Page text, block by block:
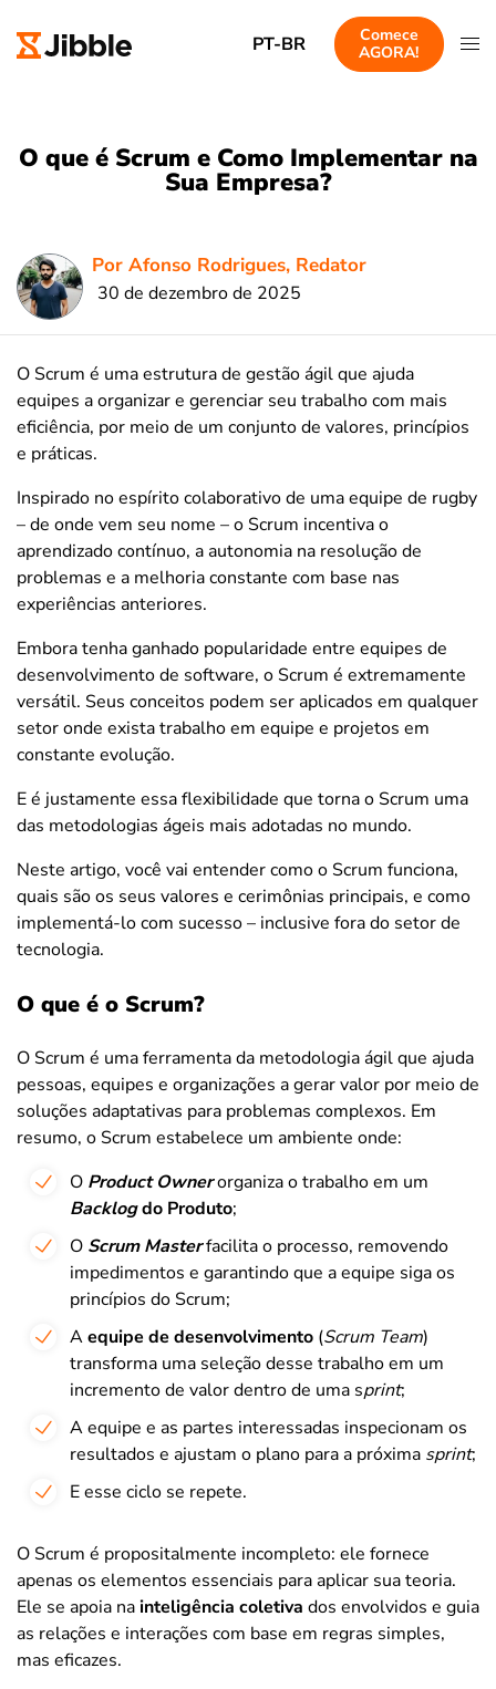
PT-BR
Comece
AGORA!
O que é Scrum e Como Implementar na
Sua Empresa?
Por Afonso Rodrigues, Redator
30 de dezembro de 2025
O Scrum é uma estrutura de gestão ágil que ajuda
equipes a organizar e gerenciar seu trabalho com mais
eficiência, por meio de um conjunto de valores, princípios
e práticas.
Inspirado no espírito colaborativo de uma equipe de rugby
– de onde vem seu nome – o Scrum incentiva o
aprendizado contínuo, a autonomia na resolução de
problemas e a melhoria constante com base nas
experiências anteriores.
Embora tenha ganhado popularidade entre equipes de
desenvolvimento de software, o Scrum é extremamente
versátil. Seus conceitos podem ser aplicados em qualquer
setor onde exista trabalho em equipe e projetos em
constante evolução.
E é justamente essa flexibilidade que torna o Scrum uma
das metodologias ágeis mais adotadas no mundo.
Neste artigo, você vai entender como o Scrum funciona,
quais são os seus valores e cerimônias principais, e como
implementá-lo com sucesso – inclusive fora do setor de
tecnologia.
O que é o Scrum?
O Scrum é uma ferramenta da metodologia ágil que ajuda
pessoas, equipes e organizações a gerar valor por meio de
soluções adaptativas para problemas complexos. Em
resumo, o Scrum estabelece um ambiente onde:
O Product Ownerorganiza o trabalho em um
Backlogdo Produto;
O Scrum Masterfacilita o processo, removendo
impedimentos e garantindo que a equipe siga os
princípios do Scrum;
Aequipe de desenvolvimento (Scrum Team)
transforma uma seleção desse trabalho em um
incremento de valor dentro de uma sprint;
A equipe e as partes interessadas inspecionam os
resultados e ajustam o plano para a próxima sprint;
E esse ciclo se repete.
O Scrum é propositalmente incompleto: ele fornece
apenas os elementos essenciais para aplicar sua teoria.
Ele se apoia nainteligência coletiva dos envolvidos e guia
as relações e interações com base em regras simples,
mas eficazes.